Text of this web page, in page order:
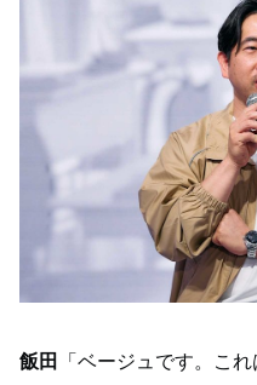
飯田 「ベージュです。こ